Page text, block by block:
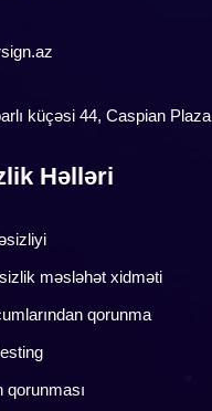
küçəsi 44, Caspian Plaza
Həlləri
məsləhət xidməti
qorunma
qorunması